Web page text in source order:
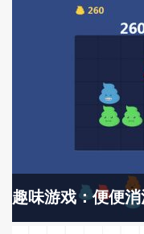
趣味游戏：便便